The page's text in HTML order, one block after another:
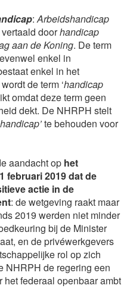
:Arbeidshandicap
doorhandicap
aan de Koning. De term
enkel in
enkel in het
de term ‘handicap
omdat deze term geen
dekt. De NHRPH stelt
te behouden voor
aandacht op het
februari 2019 dat de
actie in de
: de wetgeving raakt maar
2019 werden niet minder
bij de Minister
en de privéwerkgevers
rol op zich
NHRPH de regering een
federaal openbaar ambt